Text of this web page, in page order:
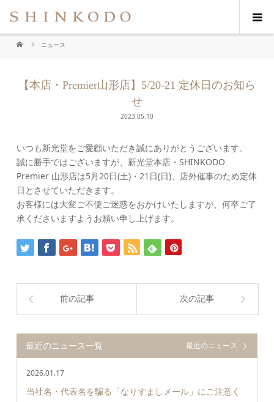
ニュース
【本店・Premier山形店】5/20-21 定休日のお知ら
せ
2023.05.10
いつも新光堂をご愛顧いただき誠にありがとうございます。
誠に勝手ではございますが、新光堂本店・SHINKODO
Premier 山形店は5月20日(土)・21日(日)、店外催事のため定休
日とさせていただきます。
お客様には大変ご不便ご迷惑をおかけいたしますが、何卒ご了
承くださいますようお願い申し上げます。
前の記事 次の記事
最近のニュース一覧 最近のニュース
2026.01.17
当社名・代表名を騙る「なりすましメール」にご注意く